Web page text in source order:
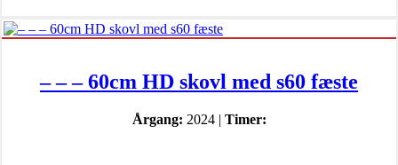
– – – 60cm HD skovl med s60 fæste
Årgang: 2024 | Timer: